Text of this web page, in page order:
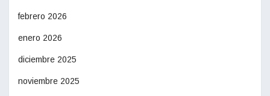
febrero 2026
enero 2026
diciembre 2025
noviembre 2025